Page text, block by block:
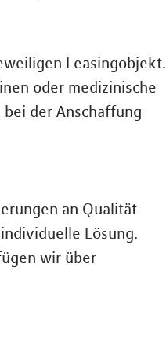
Leasingobjekt.
oder medizinische
der Anschaffung
an Qualität
Lösung.
wir über